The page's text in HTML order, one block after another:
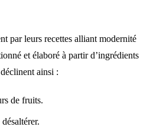
par leurs recettes alliant modernité
et élaboré à partir d’ingrédients
ainsi :
de fruits.